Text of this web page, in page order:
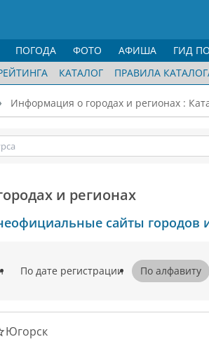
ПОГОДА ФОТО АФИША ГИД
КАТАЛОГ ПРАВИЛА
Информация о городах и регионах :
и регионах
сайты городов
По дате регистрации По алфавиту
Югорск